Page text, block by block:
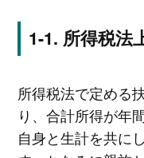
所得税法
所得税法で定める
り、合計所得が年
自身と生計を共に